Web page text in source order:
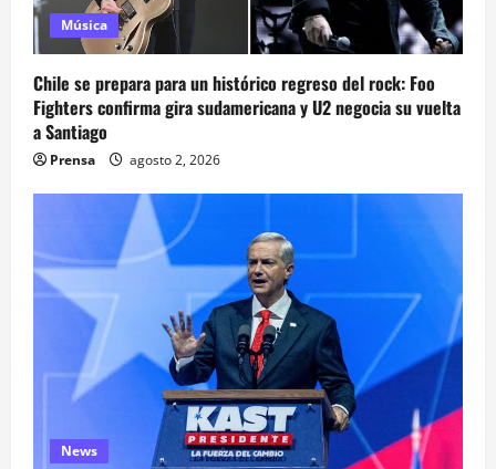
Música
Chile se prepara para un histórico regreso del rock: Foo
Fighters confirma gira sudamericana y U2 negocia su vuelta
a Santiago
Prensa agosto 2, 2026
News